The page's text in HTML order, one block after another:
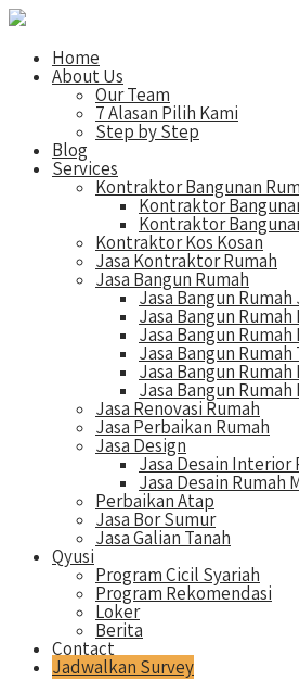
Home
About Us
Our Team
7 Alasan Pilih Kami
Step by Step
Blog
Services
Kontraktor Bangunan
Kontraktor
Kontraktor
Kontraktor Kos Kosan
Jasa Kontraktor Rumah
Jasa Bangun Rumah
Jasa Bangun
Jasa Bangun Rumah
Jasa Bangun
Jasa Bangun Rumah
Jasa Bangun Rumah
Jasa Bangun Rumah
Jasa Renovasi Rumah
Jasa Perbaikan Rumah
Jasa Design
Jasa Desain Interior
Jasa Desain Rumah
Perbaikan Atap
Jasa Bor Sumur
Jasa Galian Tanah
Qyusi
Program Cicil Syariah
Program Rekomendasi
Loker
Berita
Contact
Jadwalkan Survey